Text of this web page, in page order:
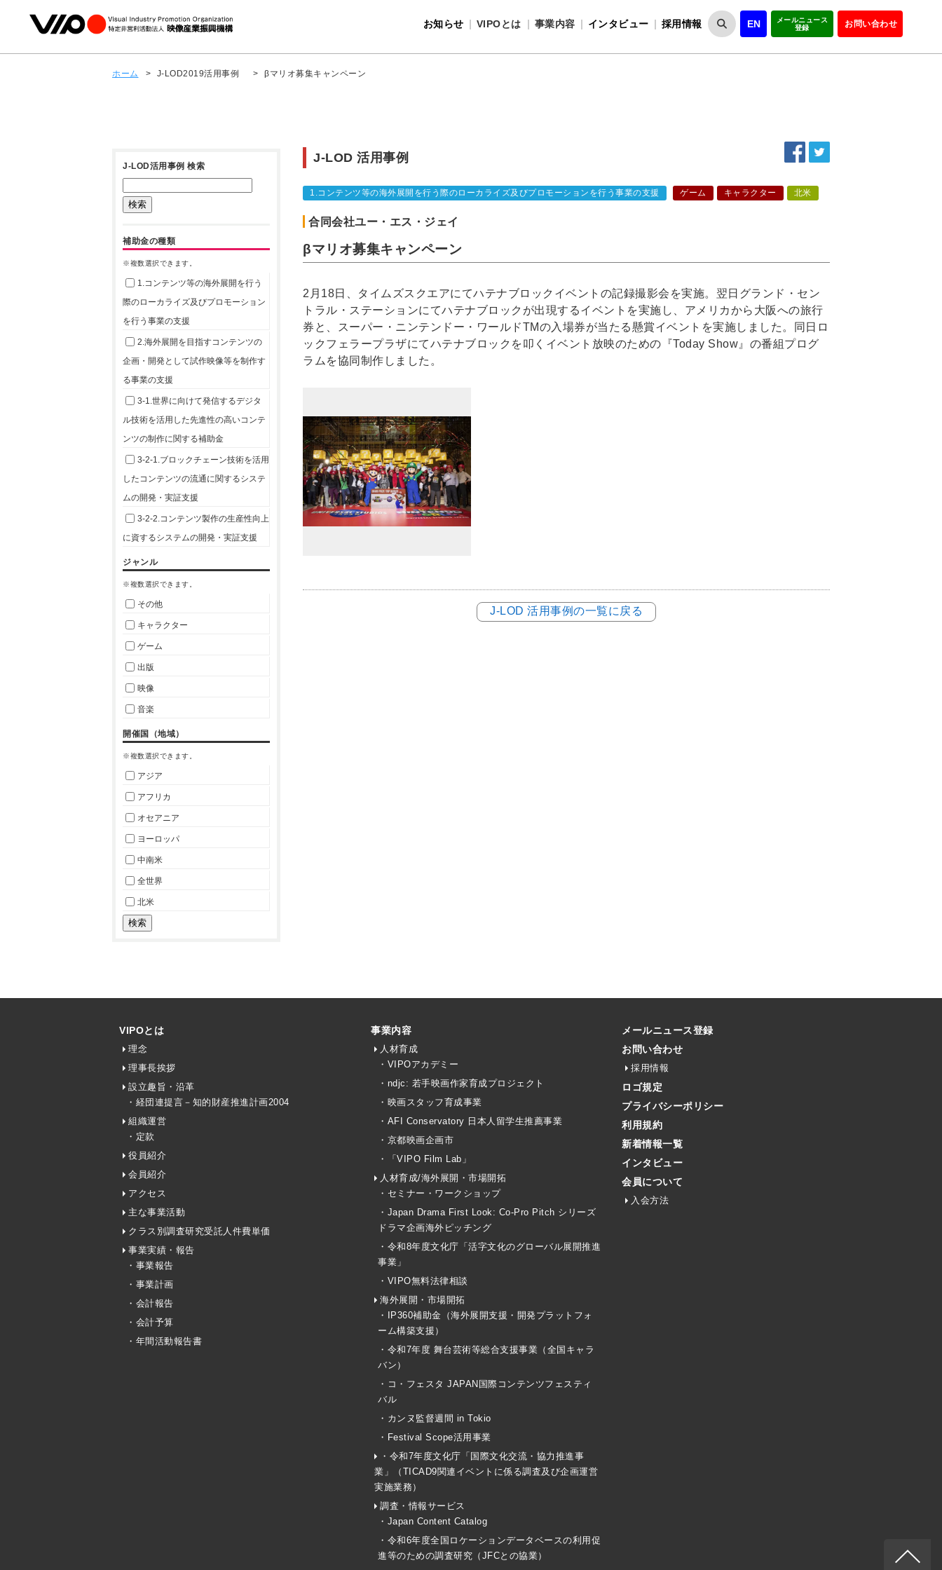
お知らせ VIPOとは
VIPOとは
事業内容
インタビュー 採用情報 EN
メールニュース
登録
お問い合わせ
ホーム > J-LOD2019活用事例 > βマリオ募集キャンペーン
J-LOD 活用事例
1.コンテンツ等の海外展開を行う際のローカライズ及びプロモーションを行う事業の支援 ゲーム キャラクター 北米
合同会社ユー・エス・ジェイ
βマリオ募集キャンペーン
2月18日、タイムズスクエアにてハテナブロックイベントの記録撮影会を実施。翌日グランド・セン
トラル・ステーションにてハテナブロックが出現するイベントを実施し、アメリカから大阪への旅行
券と、スーパー・ニンテンドー・ワールドTMの入場券が当たる懸賞イベントを実施しました。同日ロ
ックフェラープラザにてハテナブロックを叩くイベント放映のための『Today Show』の番組プログ
ラムを協同制作しました。
J-LOD 活用事例の一覧に戻る
J-LOD活用事例 検索
補助金の種類
※複数選択できます。
1.コンテンツ等の海外展開を行う
際のローカライズ及びプロモーション
を行う事業の支援
2.海外展開を目指すコンテンツの
企画・開発として試作映像等を制作す
る事業の支援
3-1.世界に向けて発信するデジタ
ル技術を活用した先進性の高いコンテ
ンツの制作に関する補助金
3-2-1.ブロックチェーン技術を活用
したコンテンツの流通に関するシステ
ムの開発・実証支援
3-2-2.コンテンツ製作の生産性向上
に資するシステムの開発・実証支援
ジャンル
※複数選択できます。
その他
キャラクター
ゲーム
出版
映像
音楽
開催国（地域）
※複数選択できます。
アジア
アフリカ
オセアニア
ヨーロッパ
中南米
全世界
北米
VIPOとは
理念
理事長挨拶
設立趣旨・沿革
・経団連提言－知的財産推進計画2004
組織運営
・定款
役員紹介
会員紹介
アクセス
主な事業活動
クラス別調査研究受託人件費単価
事業実績・報告
・事業報告
・事業計画
・会計報告
・会計予算
・年間活動報告書
事業内容
人材育成
・VIPOアカデミー
・ndjc: 若手映画作家育成プロジェクト
・映画スタッフ育成事業
・AFI Conservatory 日本人留学生推薦事業
・京都映画企画市
・「VIPO Film Lab」
人材育成/海外展開・市場開拓
・セミナー・ワークショップ
・Japan Drama First Look: Co-Pro Pitch シリーズ
ドラマ企画海外ピッチング
・令和8年度文化庁「活字文化のグローバル展開推進
事業」
・VIPO無料法律相談
海外展開・市場開拓
・IP360補助金（海外展開支援・開発プラットフォ
ーム構築支援）
・令和7年度 舞台芸術等総合支援事業（全国キャラ
バン）
・コ・フェスタ JAPAN国際コンテンツフェスティ
バル
・カンヌ監督週間 in Tokio
・Festival Scope活用事業
・令和7年度文化庁「国際文化交流・協力推進事
業」（TICAD9関連イベントに係る調査及び企画運営
実施業務）
調査・情報サービス
・Japan Content Catalog
・令和6年度全国ロケーションデータベースの利用促
進等のための調査研究（JFCとの協業）
メールニュース登録
お問い合わせ
採用情報
ロゴ規定
プライバシーポリシー
利用規約
新着情報一覧
インタビュー
会員について
入会方法